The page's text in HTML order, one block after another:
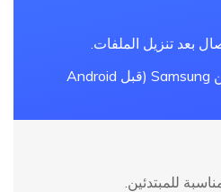
بعد تنزيل الملفات.
جيدة للأجهزة القديمة من Samsung (قبل Android
للمبتدئين.